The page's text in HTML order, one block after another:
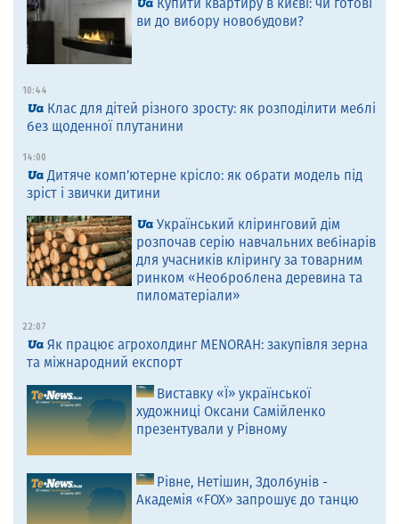
Купити квартиру в києві: чи готові
ви до вибору новобудови?
10:44
Клас для дітей різного зросту: як розподілити меблі
без щоденної плутанини
14:00
Дитяче комп’ютерне крісло: як обрати модель під
зріст і звички дитини
Український кліринговий дім
розпочав серію навчальних вебінарів
для учасників клірингу за товарним
ринком «Необроблена деревина та
пиломатеріали»
22:07
Як працює агрохолдинг MENORAH: закупівля зерна
та міжнародний експорт
Виставку «Ї» української
художниці Оксани Самійленко
презентували у Рівному
Рівне, Нетішин, Здолбунів -
Академія «FOX» запрошує до танцю